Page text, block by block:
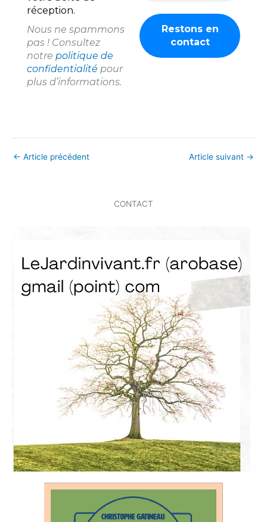
réception.
Nous ne spammons
pas ! Consultez
notre politique de
confidentialité pour
plus d’informations.
← Article précédent Article suivant →
CONTACT